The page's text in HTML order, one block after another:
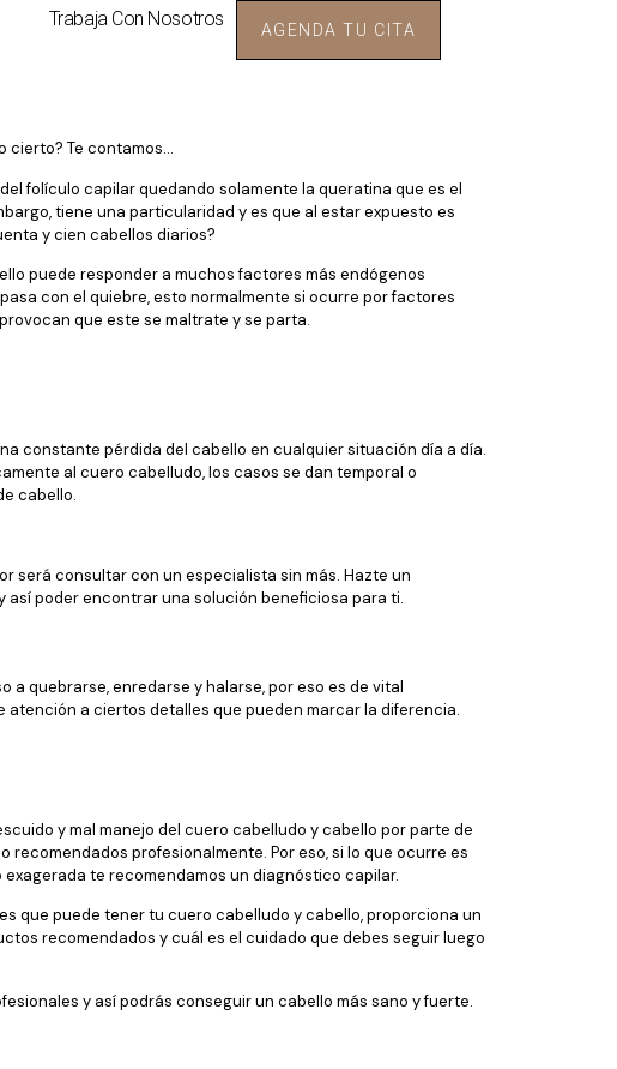
Trabaja Con Nosotros AGENDA TU CITA
cierto? Te contamos…
folículo capilar quedando solamente la queratina que es el
tiene una particularidad y es que al estar expuesto es
y cien cabellos diarios?
puede responder a muchos factores más endógenos
con el quiebre, esto normalmente si ocurre por factores
que este se maltrate y se parta.
constante pérdida del cabello en cualquier situación día a día.
al cuero cabelludo, los casos se dan temporal o
cabello.
será consultar con un especialista sin más. Hazte un
poder encontrar una solución beneficiosa para ti.
quebrarse, enredarse y halarse, por eso es de vital
a ciertos detalles que pueden marcar la diferencia.
y mal manejo del cuero cabelludo y cabello por parte de
profesionalmente. Por eso, si lo que ocurre es
te recomendamos un diagnóstico capilar.
que puede tener tu cuero cabelludo y cabello, proporciona un
recomendados y cuál es el cuidado que debes seguir luego
y así podrás conseguir un cabello más sano y fuerte.